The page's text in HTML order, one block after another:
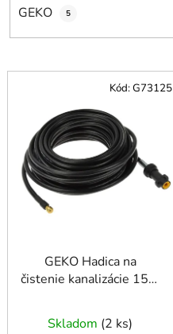
GEKO 5
V
GEKO Hadica na
čistenie kanalizácie 15m
čističe série K
Skladom (2 ks)
Kód:G73125